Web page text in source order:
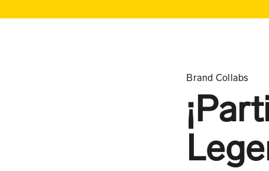
Brand Collabs